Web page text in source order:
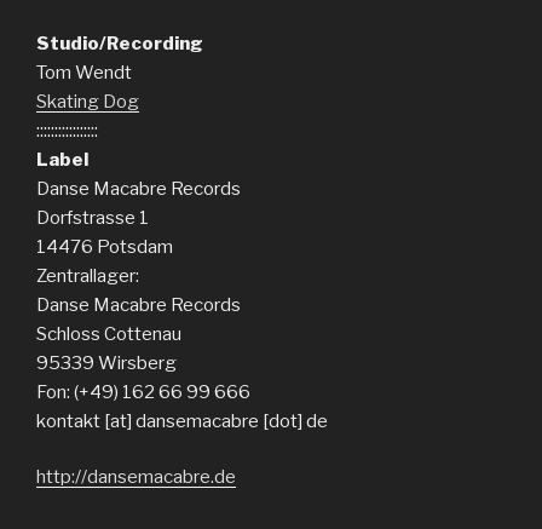
Studio/Recording
Tom Wendt
Skating Dog
:::::::::::::::::
Label
Danse Macabre Records
Dorfstrasse 1
14476 Potsdam
Zentrallager:
Danse Macabre Records
Schloss Cottenau
95339 Wirsberg
Fon: (+49) 162 66 99 666
kontakt [at] dansemacabre [dot] de
http://dansemacabre.de